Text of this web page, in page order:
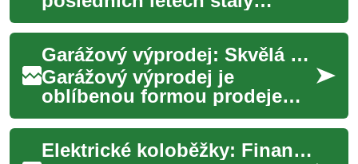
populárním dopravním
prostředkem pro městskou
mobilitu. Nabízejí ek...
Garážový výprodej: Skvělá příležitost pro nákup se slevou
Garážový výprodej je
oblíbenou formou prodeje
použitého zboží, která nabízí
skvělou příležitost pro nákup
zajímavých ...
Elektrické koloběžky: Financování a platební možnosti